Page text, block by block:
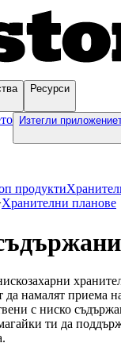
Ресурси
Изтегли
продукти
Хранителни планове
да намалят приема
с ниско
ти да